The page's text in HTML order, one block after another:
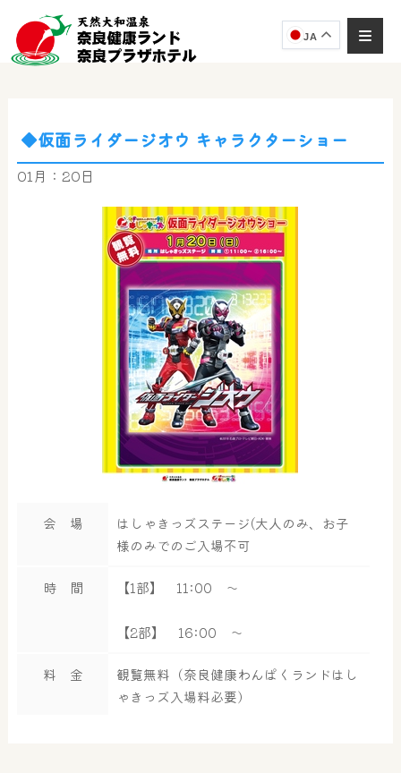
JA
◆仮面ライダージオウ キャラクターショー
01月：20日
会 場
はしゃきっズステージ(大人のみ、お子
様のみでのご入場不可
時 間 【1部】 11:00 ～
【2部】 16:00 ～
料 金
観覧無料（奈良健康わんぱくランドはし
ゃきっズ入場料必要）
奈良健康ランド AIコンシェルジュです。
ご質問をお伺いします。